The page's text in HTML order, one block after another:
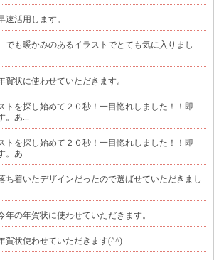
活用します。
でも暖かみのあるイラストでとても気に入りまし
状に使わせていただきます。
トを探し始めて２０秒！一目惚れしました！！即
。あ...
トを探し始めて２０秒！一目惚れしました！！即
。あ...
ち着いたデザインだったので選ばせていただきまし
の年賀状に使わせていただきます。
賀状使わせていただきます(^^)